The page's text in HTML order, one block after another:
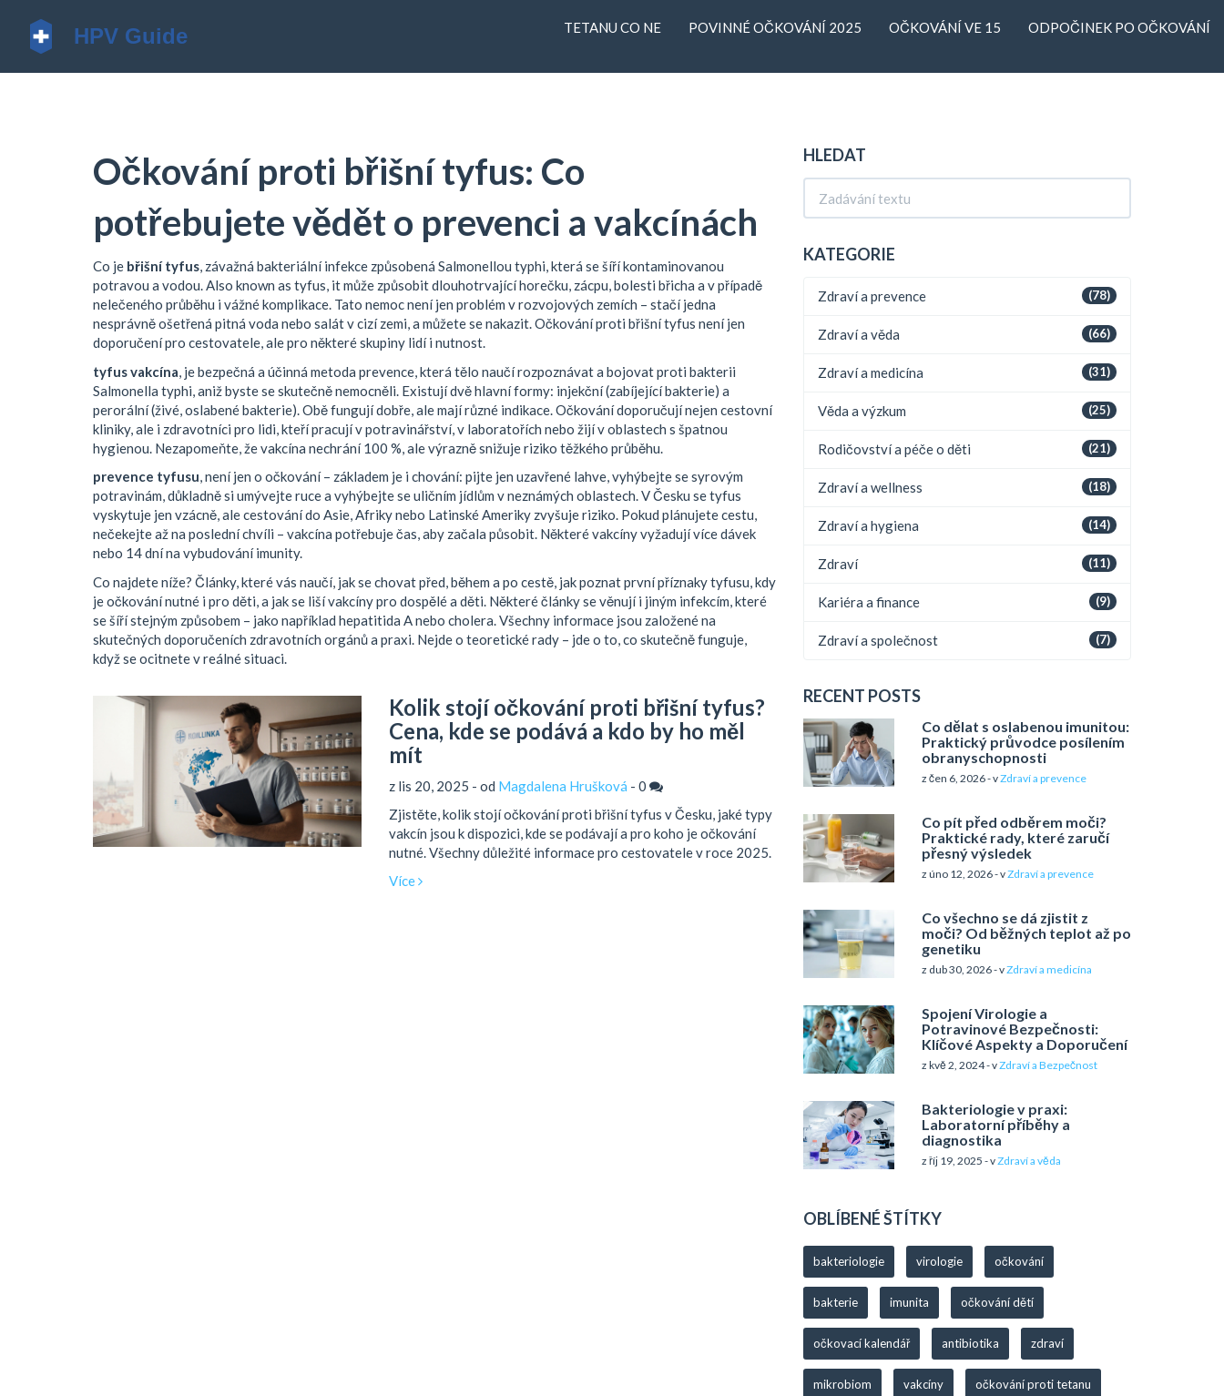
TETANU CO NE POVINNÉ OČKOVÁNÍ 2025 OČKOVÁNÍ VE 15 ODPOČINEK PO OČKOVÁNÍ
Očkování proti břišní tyfus: Co
potřebujete vědět o prevenci a vakcínách
Co je břišní tyfus, závažná bakteriální infekce způsobená Salmonellou typhi, která se šíří kontaminovanou
potravou a vodou. Also known as tyfus, itmůže způsobit dlouhotrvající horečku, zácpu, bolesti břicha a v případě
nelečeného průběhu i vážné komplikace. Tato nemoc není jen problém v rozvojových zemích – stačí jedna
nesprávně ošetřená pitná voda nebo salát v cizí zemi, a můžete se nakazit. Očkování proti břišní tyfus není jen
doporučení pro cestovatele, ale pro některé skupiny lidí i nutnost.
tyfus vakcína je bezpečná a účinná metoda prevence, která tělo naučí rozpoznávat a bojovat proti bakterii
Salmonella typhi, aniž byste se skutečně nemocněli Existují dvě hlavní formy: injekční (zabíjející bakterie) a
perorální (živé, oslabené bakterie). Obě fungují dobře, ale mají různé indikace. Očkování doporučují nejen cestovní
kliniky, ale i zdravotníci pro lidi, kteří pracují v potravinářství, v laboratořích nebo žijí v oblastech s špatnou
hygienou. Nezapomeňte, že vakcína nechrání 100 %, ale výrazně snižuje riziko těžkého průběhu.
prevence tyfusu,není jen o očkování – základem je i chování: pijte jen uzavřené lahve, vyhýbejte se syrovým
potravinám, důkladně si umývejte ruce a vyhýbejte se uličním jídlům v neznámých oblastech.V Česku se tyfus
vyskytuje jen vzácně, ale cestování do Asie, Afriky nebo Latinské Ameriky zvyšuje riziko. Pokud plánujete cestu,
nečekejte až na poslední chvíli – vakcína potřebuje čas, aby začala působit. Některé vakcíny vyžadují více dávek
nebo 14 dní na vybudování imunity.
Co najdete níže? Články, které vás naučí, jak se chovat před, během a po cestě, jak poznat první příznaky tyfusu, kdy
je očkování nutné i pro děti, a jak se liší vakcíny pro dospělé a děti. Některé články se věnují i jiným infekcím, které
se šíří stejným způsobem – jako například hepatitida A nebo cholera. Všechny informace jsou založené na
skutečných doporučeních zdravotních orgánů a praxi. Nejde o teoretické rady – jde o to, co skutečně funguje,
když se ocitnete v reálné situaci.
Kolik stojí očkování proti břišní tyfus?
Cena, kde se podává a kdo by ho měl
mít
z lis 20, 2025 - od Magdalena Hrušková - 0
Zjistěte, kolik stojí očkování proti břišní tyfus v Česku, jaké typy
vakcín jsou k dispozici, kde se podávají a pro koho je očkování
nutné. Všechny důležité informace pro cestovatele v roce 2025.
Více
HLEDAT
KATEGORIE
(78)
Zdraví a prevence
(66)
Zdraví a věda
(31)
Zdraví a medicína
(25)
Věda a výzkum
(21)
Rodičovství a péče o děti
(18)
Zdraví a wellness
(14)
Zdraví a hygiena
(11)
Zdraví
(9)
Kariéra a finance
(7)
Zdraví a společnost
RECENT POSTS
Co dělat s oslabenou imunitou:
Praktický průvodce posílením
obranyschopnosti
z čen 6, 2026 - vZdraví a prevence
Co pít před odběrem moči?
Praktické rady, které zaručí
přesný výsledek
z úno 12, 2026 - vZdraví a prevence
Co všechno se dá zjistit z
moči? Od běžných teplot až po
genetiku
z dub 30, 2026 - vZdraví a medicína
Spojení Virologie a
Potravinové Bezpečnosti:
Klíčové Aspekty a Doporučení
z kvě 2, 2024 - vZdraví a Bezpečnost
Bakteriologie v praxi:
Laboratorní příběhy a
diagnostika
z říj 19, 2025 - vZdraví a věda
OBLÍBENÉ ŠTÍTKY
bakteriologie virologie očkování
bakterie imunita očkování dětí
očkovací kalendář antibiotika zdraví
mikrobiom vakcíny očkování proti tetanu